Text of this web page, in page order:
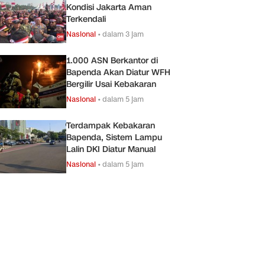
Kondisi Jakarta Aman
Terkendali
Nasional •dalam 3 jam
1.000 ASN Berkantor di
Bapenda Akan Diatur WFH
Bergilir Usai Kebakaran
Nasional •dalam 5 jam
Terdampak Kebakaran
Bapenda, Sistem Lampu
Lalin DKI Diatur Manual
Nasional •dalam 5 jam